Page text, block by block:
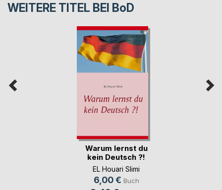
WEITERE TITEL BEI BoD
Warum lernst du
kein Deutsch ?!
EL Houari Slimi
6,00 € Buch